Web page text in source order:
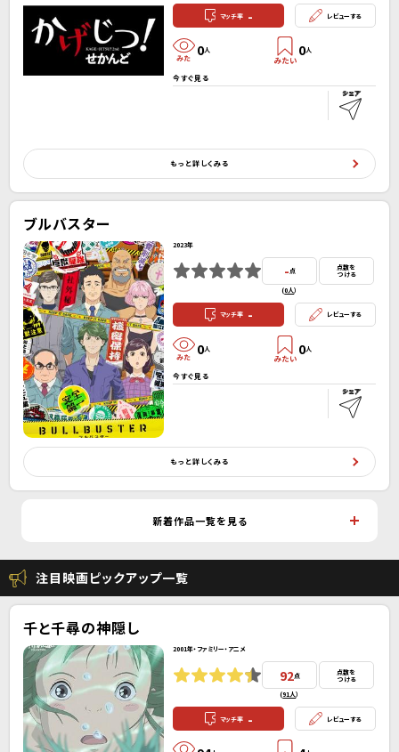
マッチ率 - レビューする
0人 0人
今すぐ見る
もっと詳しくみる
ブルバスター
2023年
-点
(0人）
点数を
つける
マッチ率 - レビューする
0人 0人
今すぐ見る
もっと詳しくみる
新着作品一覧を見る
注目映画ピックアップ一覧
千と千尋の神隠し
2001年・ファミリー・アニメ
92点
(91人）
点数を
つける
マッチ率 - レビューする